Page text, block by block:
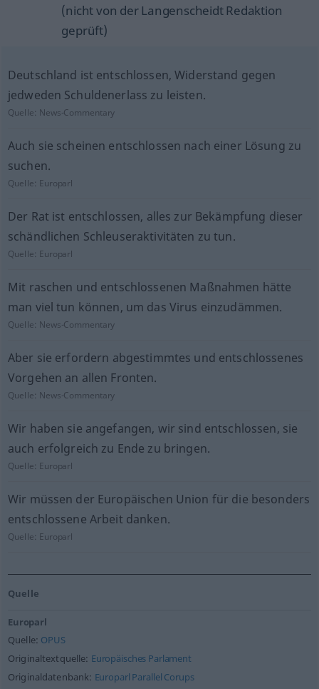
(nicht von der Langenscheidt Redaktion
geprüft)
Deutschland ist entschlossen, Widerstand gegen
jedweden Schuldenerlass zu leisten.
Quelle: News-Commentary
Auch sie scheinen entschlossen nach einer Lösung zu
suchen.
Quelle: Europarl
Der Rat ist entschlossen, alles zur Bekämpfung dieser
schändlichen Schleuseraktivitäten zu tun.
Quelle: Europarl
Mit raschen und entschlossenen Maßnahmen hätte
man viel tun können, um das Virus einzudämmen.
Quelle: News-Commentary
Aber sie erfordern abgestimmtes und entschlossenes
Vorgehen an allen Fronten.
Quelle: News-Commentary
Wir haben sie angefangen, wir sind entschlossen, sie
auch erfolgreich zu Ende zu bringen.
Quelle: Europarl
Wir müssen der Europäischen Union für die besonders
entschlossene Arbeit danken.
Quelle: Europarl
Quelle
Europarl
Quelle: OPUS
Originaltextquelle: Europäisches Parlament
Originaldatenbank: Europarl Parallel Corups